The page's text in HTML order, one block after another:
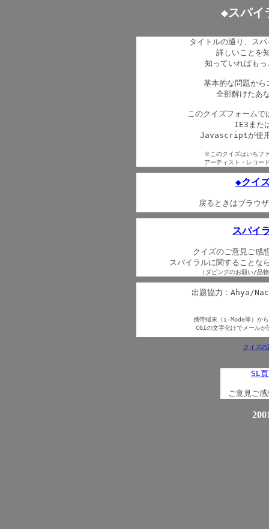
◆スパイ
タイトルの通り、ス
詳しいことを
知っていればも
基本的な問題か
全部解けたあ
このクイズフォーム
IE3また
Javascriptが使用
※このクイズはいちフ
アーティスト・レコー
◆クイ
戻るときはブラウ
スパイ
クイズのご意見ご感
（ダビングのお願い/品
出題協力：Ahya/
携帯端末（i-Mode等）か
CGIの文字化けでメール
クイズの
SL
ご意見ご